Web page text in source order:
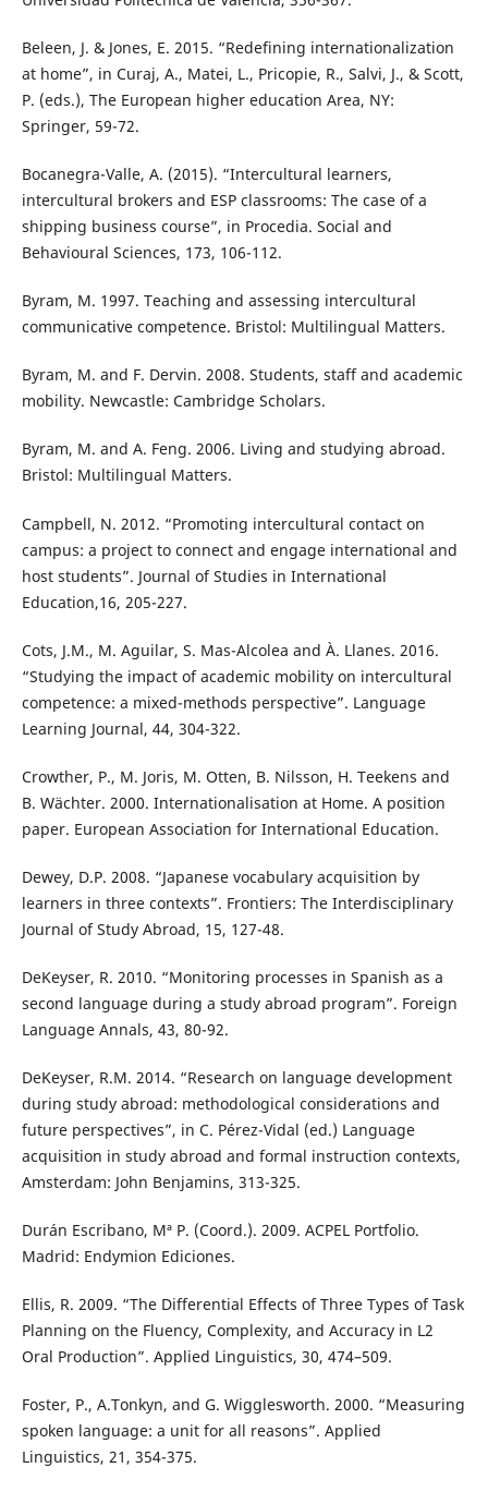
Beleen, J. & Jones, E. 2015. “Redefining internationalization
at home”, in Curaj, A., Matei, L., Pricopie, R., Salvi, J., & Scott,
P. (eds.), The European higher education Area, NY:
Springer, 59-72.
Bocanegra-Valle, A. (2015). “Intercultural learners,
intercultural brokers and ESP classrooms: The case of a
shipping business course”, in Procedia. Social and
Behavioural Sciences, 173, 106-112.
Byram, M. 1997. Teaching and assessing intercultural
communicative competence. Bristol: Multilingual Matters.
Byram, M. and F. Dervin. 2008. Students, staff and academic
mobility. Newcastle: Cambridge Scholars.
Byram, M. and A. Feng. 2006. Living and studying abroad.
Bristol: Multilingual Matters.
Campbell, N. 2012. “Promoting intercultural contact on
campus: a project to connect and engage international and
host students”. Journal of Studies in International
Education,16, 205-227.
Cots, J.M., M. Aguilar, S. Mas-Alcolea and À. Llanes. 2016.
“Studying the impact of academic mobility on intercultural
competence: a mixed-methods perspective”. Language
Learning Journal, 44, 304-322.
Crowther, P., M. Joris, M. Otten, B. Nilsson, H. Teekens and
B. Wächter. 2000. Internationalisation at Home. A position
paper. European Association for International Education.
Dewey, D.P. 2008. “Japanese vocabulary acquisition by
learners in three contexts”. Frontiers: The Interdisciplinary
Journal of Study Abroad, 15, 127-48.
DeKeyser, R. 2010. “Monitoring processes in Spanish as a
second language during a study abroad program”. Foreign
Language Annals, 43, 80-92.
DeKeyser, R.M. 2014. “Research on language development
during study abroad: methodological considerations and
future perspectives”, in C. Pérez-Vidal (ed.) Language
acquisition in study abroad and formal instruction contexts,
Amsterdam: John Benjamins, 313-325.
Durán Escribano, Mª P. (Coord.). 2009. ACPEL Portfolio.
Madrid: Endymion Ediciones.
Ellis, R. 2009. “The Differential Effects of Three Types of Task
Planning on the Fluency, Complexity, and Accuracy in L2
Oral Production”. Applied Linguistics, 30, 474–509.
Foster, P., A.Tonkyn, and G. Wigglesworth. 2000. “Measuring
spoken language: a unit for all reasons”. Applied
Linguistics, 21, 354-375.